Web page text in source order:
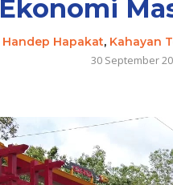
Ekonomi
Handep Hapakat, Kahayan
30 September